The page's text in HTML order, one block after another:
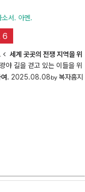
소서. 아멘.
6
세계 곳곳의 전쟁 지역을 위
야 길을 걷고 있는 이들을 위
. 2025.08.08by 복자홈지